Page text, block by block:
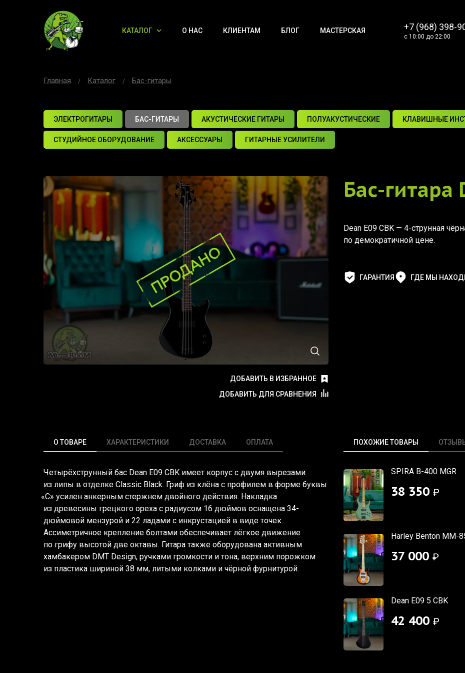
КАТАЛОГ О НАС КЛИЕНТАМ БЛОГ МАСТЕРСКАЯ +7 (968) 398-
с 10:00 до 22:00
Главная Каталог Бас-гитары
ЭЛЕКТРОГИТАРЫ БАС-ГИТАРЫ АКУСТИЧЕСКИЕ ГИТАРЫ ПОЛУАКУСТИЧЕСКИЕ КЛАВИШНЫЕ
СТУДИЙНОЕ ОБОРУДОВАНИЕ АКСЕССУАРЫ ГИТАРНЫЕ УСИЛИТЕЛИ
ДОБАВИТЬ В ИЗБРАННОЕ
ДОБАВИТЬ ДЛЯ СРАВНЕНИЯ
Бас-гитара
Dean E09 CBK — 4-струнная
по демократичной цене.
ГАРАНТИЯ ГДЕ МЫ
О ТОВАРЕ ХАРАКТЕРИСТИКИ ДОСТАВКА ОПЛАТА
Четырёхструнный бас Dean E09 CBK имеет корпус с двумя вырезами
из липы в отделке Classic Black. Гриф из клёна с профилем в форме буквы
«С» усилен анкерным стержнем двойного действия. Накладка
из древесины грецкого ореха с радиусом 16 дюймов оснащена 34-
дюймовой мензурой и 22 ладами с инкрустацией в виде точек.
Ассиметричное крепление болтами обеспечивает лёгкое движение
по грифу высотой две октавы. Гитара также оборудована активным
хамбакером DMT Design, ручками громкости и тона, верхним порожком
из пластика шириной 38 мм, литыми колками и чёрной фурнитурой.
ПОХОЖИЕ ТОВАРЫ
SPIRA B-400 MGR
38 350 ₽
Harley Benton MM-
37 000 ₽
Dean E09 5 CBK
42 400 ₽